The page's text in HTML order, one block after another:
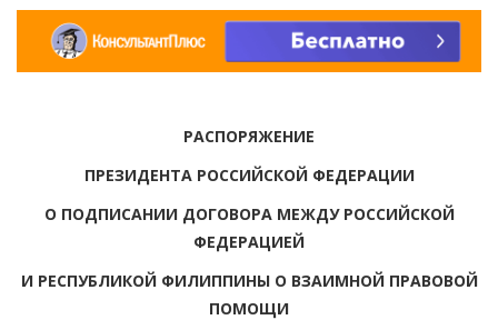
РАСПОРЯЖЕНИЕ
ПРЕЗИДЕНТА РОССИЙСКОЙ ФЕДЕРАЦИИ
О ПОДПИСАНИИ ДОГОВОРА МЕЖДУ РОССИЙСКОЙ
ФЕДЕРАЦИЕЙ
И РЕСПУБЛИКОЙ ФИЛИППИНЫ О ВЗАИМНОЙ ПРАВОВОЙ
ПОМОЩИ